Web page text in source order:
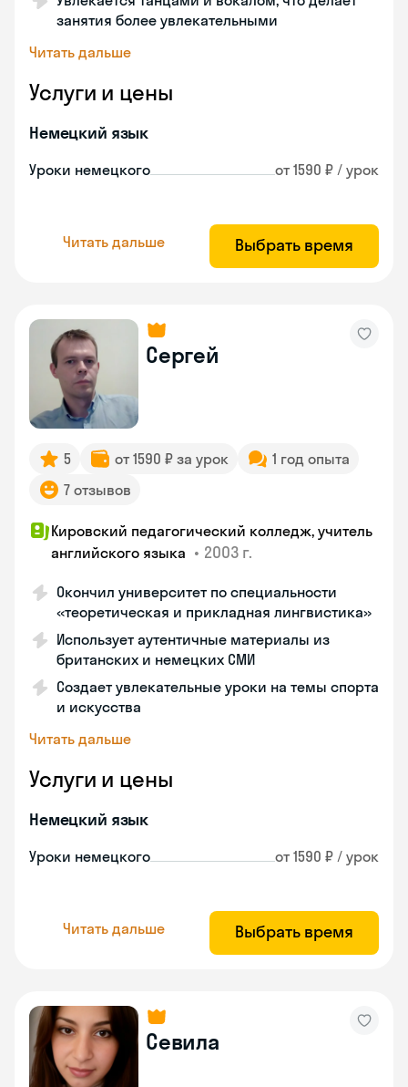
занятия более увлекательными
Читать дальше
Услуги и цены
Немецкий язык
Уроки немецкого от 1590 ₽ / урок
Читать дальше Выбрать время
Сергей
5 от 1590 ₽ за урок
1 год опыта
7 отзывов
Кировский педагогический колледж, учитель
английского языка • 2003 г.
Окончил университет по специальности
«теоретическая и прикладная лингвистика»
Использует аутентичные материалы из
британских и немецких СМИ
Создает увлекательные уроки на темы спорта
и искусства
Читать дальше
Услуги и цены
Немецкий язык
Уроки немецкого от 1590 ₽ / урок
Читать дальше Выбрать время
Севила